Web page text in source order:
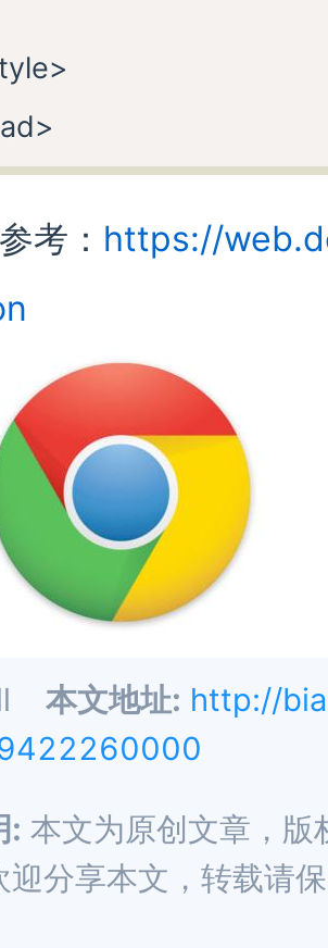
simplest Web
an SMS that
last line to this
OTP here:
考： https://
本文地址: http://
: 本文为原创文章，
迎分享本文，转载请